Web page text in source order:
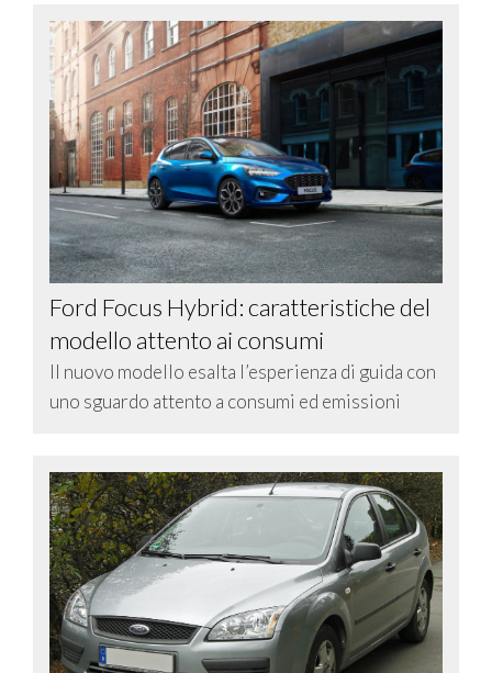
Ford Focus Hybrid: caratteristiche del
modello attento ai consumi
Il nuovo modello esalta l’esperienza di guida con
uno sguardo attento a consumi ed emissioni